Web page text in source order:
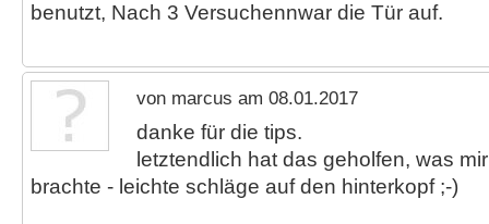
benutzt, Nach 3 Versuchennwar die Tür auf.
von marcus am 08.01.2017
danke für die tips.
letztendlich hat das geholfen, was
brachte - leichte schläge auf den hinterkopf ;-)